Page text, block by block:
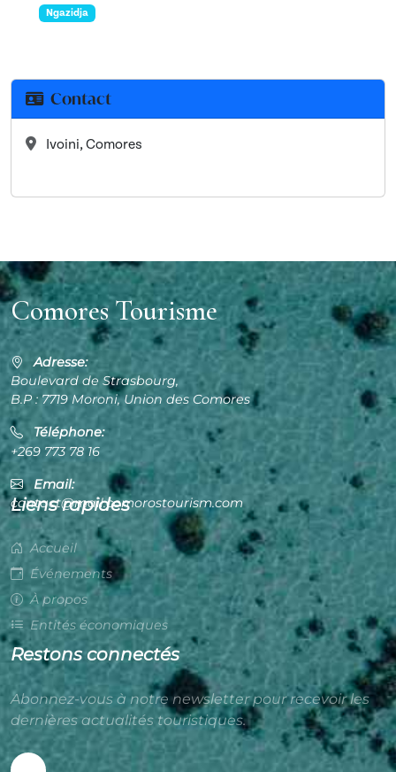
Ngazidja
Contact
Ivoini, Comores
Comores Tourisme
Adresse:
Boulevard de Strasbourg,
B.P : 7719 Moroni, Union des Comores
Téléphone:
+269 773 78 16
Email:
contact@mail.comorostourism.com
Liens rapides
Accueil
Événements
À propos
Entités économiques
Restons connectés
Abonnez-vous à notre newsletter pour recevoir les
dernières actualités touristiques.